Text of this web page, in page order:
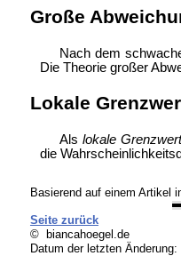
Große
Nach dem
Die Theorie großer
Lokale
Als lokale
die
Basierend auf einem Artikel
Seite zurück
© biancahoegel.de
Datum der letzten Änderung: